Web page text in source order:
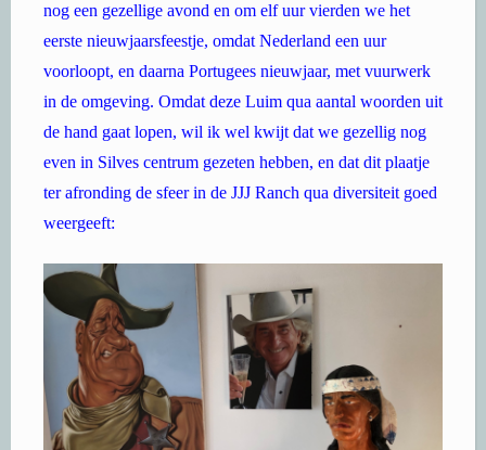
nog een gezellige avond en om elf uur vierden we het
eerste nieuwjaarsfeestje, omdat Nederland een uur
voorloopt, en daarna Portugees nieuwjaar, met vuurwerk
in de omgeving. Omdat deze Luim qua aantal woorden uit
de hand gaat lopen, wil ik wel kwijt dat we gezellig nog
even in Silves centrum gezeten hebben, en dat dit plaatje
ter afronding de sfeer in de JJJ Ranch qua diversiteit goed
weergeeft: